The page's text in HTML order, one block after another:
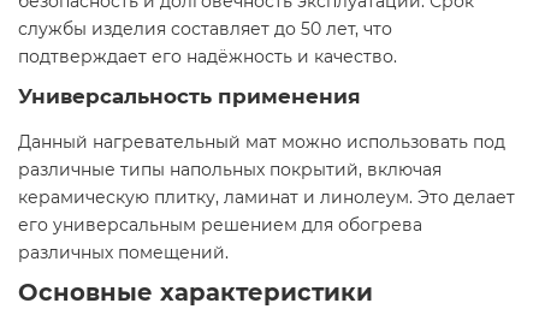
службы изделия составляет до 50 лет, что
подтверждает его надёжность и качество.
Универсальность применения
Данный нагревательный мат можно использовать под
различные типы напольных покрытий, включая
керамическую плитку, ламинат и линолеум. Это делает
его универсальным решением для обогрева
различных помещений.
Основные характеристики